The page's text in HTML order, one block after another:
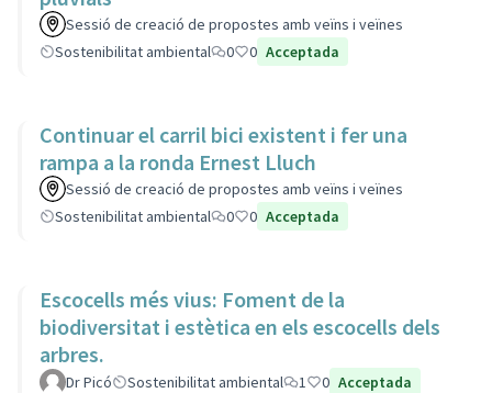
Sessió de creació de propostes amb veïns i veïnes
Sostenibilitat ambiental
0 0 Acceptada
Continuar el carril bici existent i fer una
rampa a la ronda Ernest Lluch
Sessió de creació de propostes amb veïns i veïnes
Sostenibilitat ambiental
0 0 Acceptada
Escocells més vius: Foment de la
biodiversitat i estètica en els escocells dels
arbres.
Dr Picó Sostenibilitat ambiental 1 0 Acceptada